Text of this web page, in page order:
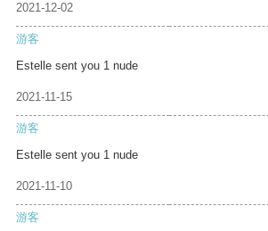
2021-12-02
游客
Estelle sent you 1 nude
2021-11-15
游客
Estelle sent you 1 nude
2021-11-10
游客